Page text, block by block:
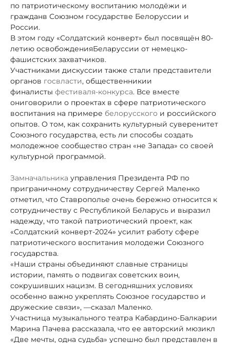
по патриотическому воспитанию молодёжи и
гражданв Союзном государстве Белоруссии и
России.
В этом году «Солдатский конверт» был посвящён 80-
летию освобожденияБеларуссии от немецко-
фашистских захватчиков.
Участниками дискуссии также стали представители
органов госвласти, общественникии
финалисты фестиваля-конкурса. Все вместе
ониговорили о проектах в сфере патриотического
воспитания на примере белорусского и российского
опытов. О том, как сохранить культурный суверенитет
Союзного государства, есть ли способы создать
молодежное сообщество стран «не Запада» со своей
культурной программой.
Замначальника управления Президента РФ по
приграничному сотрудничеству Сергей Маленко
отметил, что Ставрополье очень бережно относится к
сотрудничеству с Республикой Беларусь и выразил
надежду, что такой патриотический проект, как
«Солдатский конверт-2024» усилит работу сфере
патриотического воспитания молодежи Союзного
государства.
«Наши страны объединяют славные страницы
истории, память о подвигах советских воин,
сокрушивших нацизм. В сегодняшних условиях
особенно важно укреплять Союзное государство и
дружеские связи», —сказал Маленко.
Участница музыкального театра Кабардино-Балкарии
Марина Пачева рассказала, что ее авторский мюзикл
«Две мечты, одна судьба» успешно был представлен в